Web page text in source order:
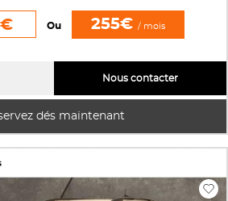
Ou 255€ / mois
dés maintenant
Nous contacter